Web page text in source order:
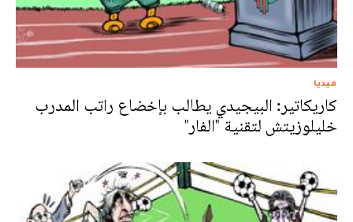
ميديا
كاريكاتير: البيجيدي يطالب بإخضاع راتب المدرب
خليلوزيتش لتقنية "الفار"